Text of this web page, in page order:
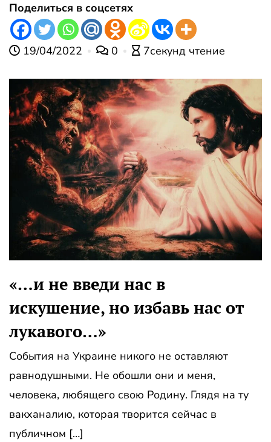
Поделиться в соцсетях
19/04/2022 0 7секунд чтение
«…и не введи нас в
искушение, но избавь нас от
лукавого…»
События на Украине никого не оставляют
равнодушными. Не обошли они и меня,
человека, любящего свою Родину. Глядя на ту
вакханалию, которая творится сейчас в
публичном […]